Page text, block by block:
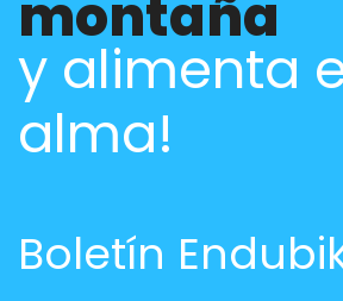
montaña
y alimenta
alma!
Boletín